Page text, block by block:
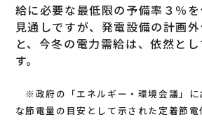
給に必要な最低限の予備率３％
見通しですが、発電設備の計画
と、今冬の電力需給は、依然と
す。
※政府の「エネルギー・環境会議」に
な節電量の目安として示された定着節電